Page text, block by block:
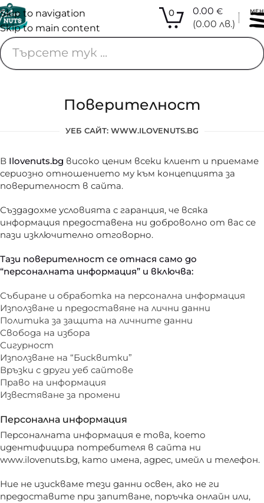
Skip to navigation
Skip to main content
0 0.00 €
(0.00 лв.)
Поверителност
УЕБ САЙТ: WWW.ILOVENUTS.BG
В Ilovenuts.bg високо ценим всеки клиент и приемаме
сериозно отношението му към концепцията за
поверителност в сайта.
Създадохме условията с гаранция, че всяка
информация предоставена ни доброволно от вас се
пази изключително отговорно.
Тази поверителност се отнася само до
“персоналната информация” и включва:
Събиране и обработка на персонална информация
Използване и предоставяне на лични данни
Политика за защита на личните данни
Свобода на избора
Сигурност
Използване на “Бисквитки”
Връзки с други уеб сайтове
Право на информация
Известяване за промени
Персонална информация
Персоналната информация е това, което
идентифицира потребителя в сайта ни
www.ilovenuts.bg, като имена, адрес, имейл и телефон.
Ние не изискваме тези данни освен, ако не ги
предоставите при запитване, поръчка онлайн или,